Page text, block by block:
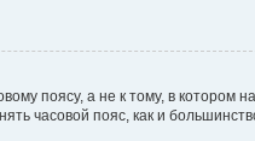
поясу, а не к тому, в котором
часовой пояс, как и